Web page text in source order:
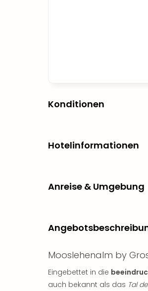
Konditionen
Hotelinformationen
Anreise & Umgebung
Mooslehenalm by
Eingebettet in die
auch bekannt als das Tal